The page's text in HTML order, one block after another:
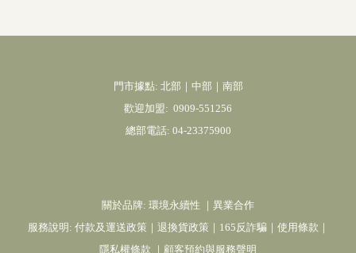
門市據點: 北部｜中部｜南部
歡迎加盟: 0909-551256
總部電話: 04-23375900
關於品牌: 環境永續性
異業合作
服務說明: 付款及運送政策 退換貨政策 165反詐騙｜ 使用條款
隱私權條款
顧客預約與服務聲明